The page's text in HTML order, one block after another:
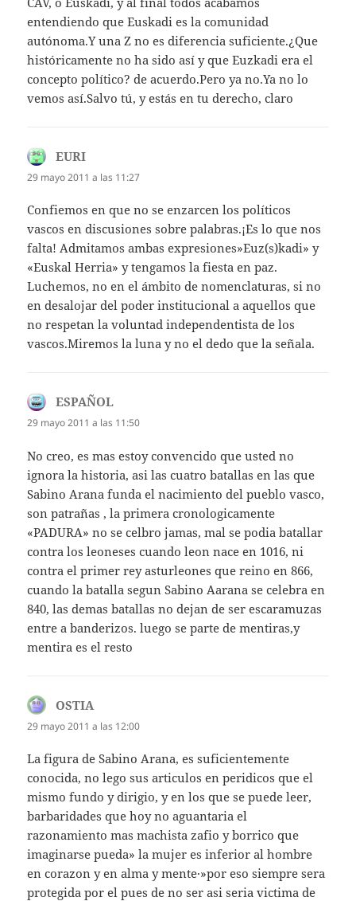
entendiendo que Euskadi es la comunidad
autónoma.Y una Z no es diferencia suficiente.¿Que
históricamente no ha sido así y que Euzkadi era el
concepto político? de acuerdo.Pero ya no.Ya no lo
vemos así.Salvo tú, y estás en tu derecho, claro
EURI
29 mayo 2011 a las 11:27
Confiemos en que no se enzarcen los políticos
vascos en discusiones sobre palabras.¡Es lo que nos
falta! Admitamos ambas expresiones»Euz(s)kadi» y
«Euskal Herria» y tengamos la fiesta en paz.
Luchemos, no en el ámbito de nomenclaturas, si no
en desalojar del poder institucional a aquellos que
no respetan la voluntad independentista de los
vascos.Miremos la luna y no el dedo que la señala.
ESPAÑOL
29 mayo 2011 a las 11:50
No creo, es mas estoy convencido que usted no
ignora la historia, asi las cuatro batallas en las que
Sabino Arana funda el nacimiento del pueblo vasco,
son patrañas , la primera cronologicamente
«PADURA» no se celbro jamas, mal se podia batallar
contra los leoneses cuando leon nace en 1016, ni
contra el primer rey asturleones que reino en 866,
cuando la batalla segun Sabino Aarana se celebra en
840, las demas batallas no dejan de ser escaramuzas
entre a banderizos. luego se parte de mentiras,y
mentira es el resto
OSTIA
29 mayo 2011 a las 12:00
La figura de Sabino Arana, es suficientemente
conocida, no lego sus articulos en peridicos que el
mismo fundo y dirigio, y en los que se puede leer,
barbaridades que hoy no aguantaria el
razonamiento mas machista zafio y borrico que
imaginarse pueda» la mujer es inferior al hombre
en corazon y en alma y mente·»por eso siempre sera
protegida por el pues de no ser asi seria victima de